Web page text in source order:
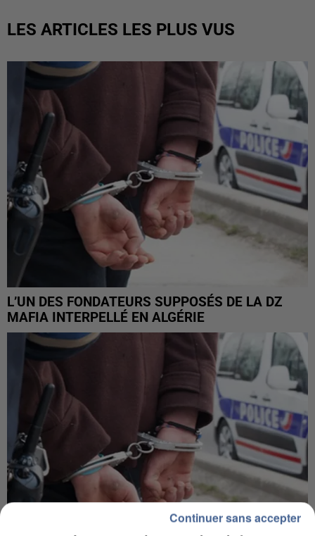
LES ARTICLES LES PLUS VUS
L’UN DES FONDATEURS SUPPOSÉS DE LA DZ
MAFIA INTERPELLÉ EN ALGÉRIE
Continuer sans accepter